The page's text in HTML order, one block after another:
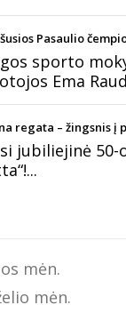
Pasaulio
sporto
Ema
regata – žingsnis į
jubiliejinė 50-
mėn.
mėn.